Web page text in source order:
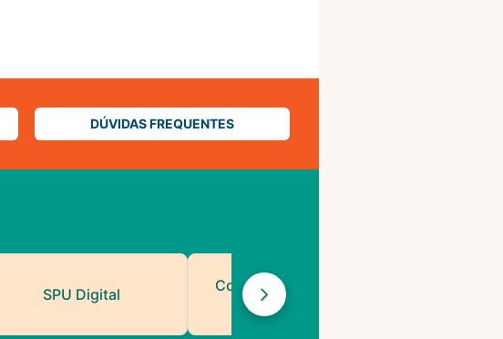
DÚVIDAS FREQUENTES
SPU Digital
Contatos de Protocolo
da PMF